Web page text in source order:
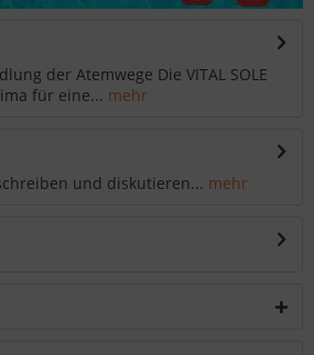
der Atemwege Die VITAL SOLE
für eine... mehr
und diskutieren... mehr